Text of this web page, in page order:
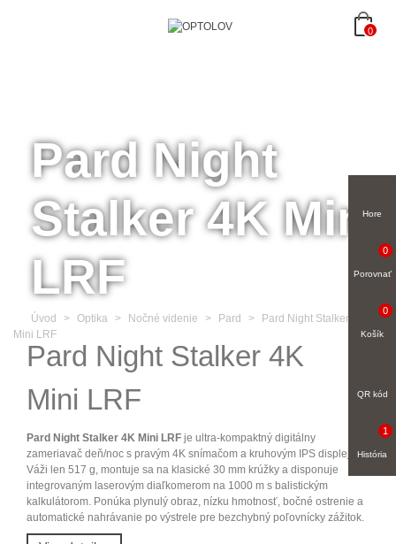
0
Pard Night
Stalker 4K Mini
LRF
Úvod > Optika > Nočné videnie > Pard >
Pard Night Stalker 4K
Mini LRF
Pard Night Stalker 4K
Mini LRF
Pard Night Stalker 4K Mini LRF je ultra-kompaktný digitálny
zameriavač deň/noc s pravým 4K snímačom a kruhovým IPS displejom.
Váži len 517 g, montuje sa na klasické 30 mm krúžky a disponuje
integrovaným laserovým diaľkomerom na 1000 m s balistickým
kalkulátorom. Ponúka plynulý obraz, nízku hmotnosť, bočné ostrenie a
automatické nahrávanie po výstrele pre bezchybný poľovnícky zážitok.
Hore
Porovnať
0
Košík
0
QR kód
História
1